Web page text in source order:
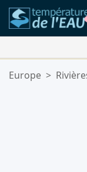
Vos Lieux
Europe >